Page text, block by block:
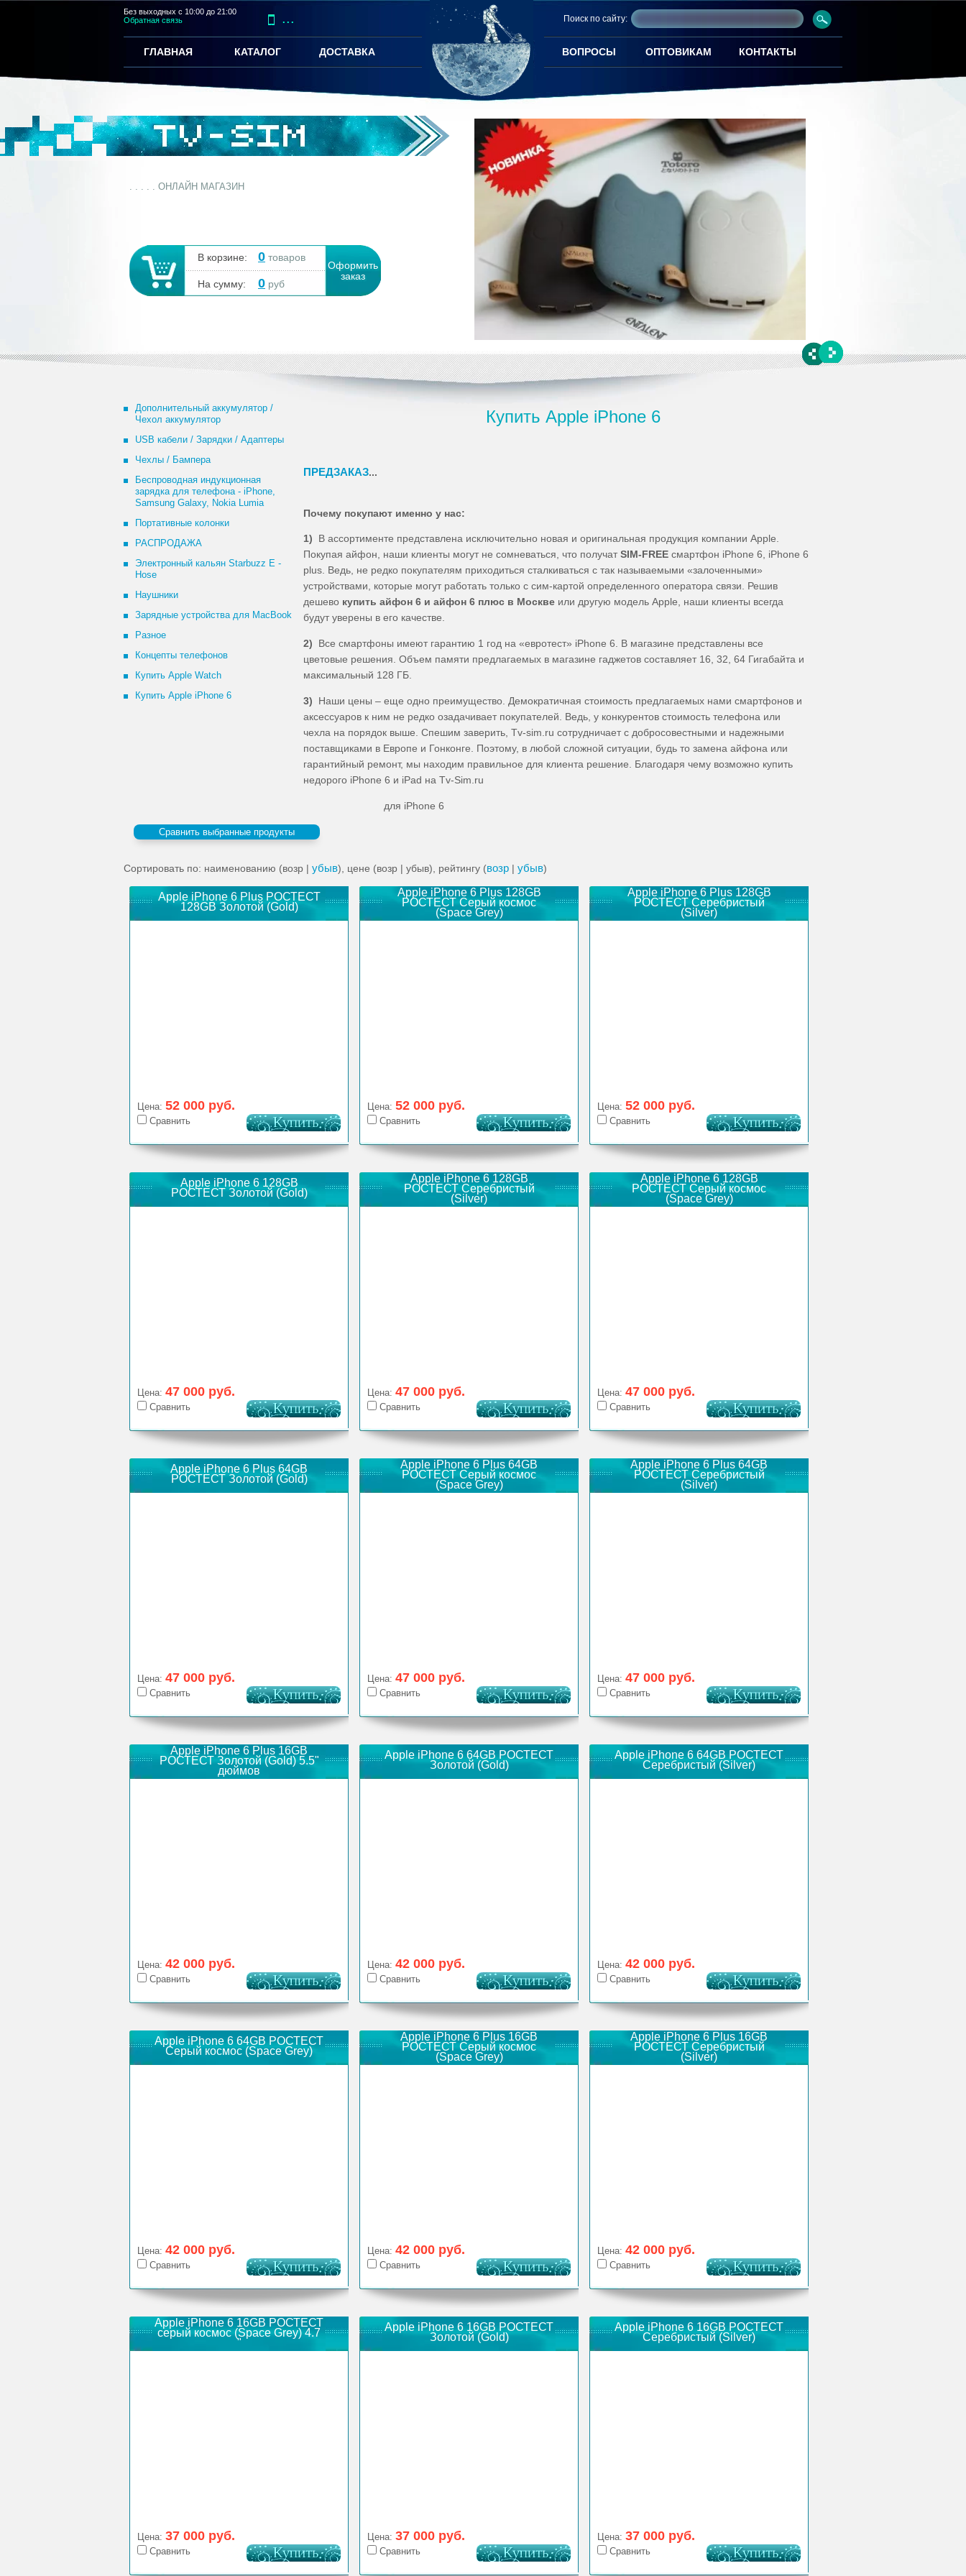
Без выходных с 10:00 до 21:00
Обратная связь
... Поиск по сайту:
ГЛАВНАЯ КАТАЛОГ ДОСТАВКА ВОПРОСЫ ОПТОВИКАМ КОНТАКТЫ
. . . . . ОНЛАЙН МАГАЗИН
В корзине: 0 товаров
На сумму: 0 руб
Оформить
заказ
Дополнительный аккумулятор /
Чехол аккумулятор
USB кабели / Зарядки / Адаптеры
Чехлы / Бампера
Беспроводная индукционная
зарядка для телефона - iPhone,
Samsung Galaxy, Nokia Lumia
Портативные колонки
РАСПРОДАЖА
Электронный кальян Starbuzz E -
Hose
Наушники
Зарядные устройства для MacBook
Разное
Концепты телефонов
Купить Apple Watch
Купить Apple iPhone 6
Купить Apple iPhone 6
ПРЕДЗАКАЗ...
Почему покупают именно у нас:
1)
В ассортименте представлена исключительно новая и оригинальная продукция компании Apple.
Покупая айфон, наши клиенты могут не сомневаться, что получат SIM-FREE смартфон iPhone 6, iPhone 6
plus. Ведь, не редко покупателям приходиться сталкиваться с так называемыми «залоченными»
устройствами, которые могут работать только с сим-картой определенного оператора связи. Решив
дешево купить айфон 6 и айфон 6 плюс в Москве или другую модель Apple, наши клиенты всегда
будут уверены в его качестве.
2)
Все смартфоны имеют гарантию 1 год на «евротест» iPhone 6. В магазине представлены все
цветовые решения. Объем памяти предлагаемых в магазине гаджетов составляет 16, 32, 64 Гигабайта и
максимальный 128 ГБ.
3)
Наши цены – еще одно преимущество. Демократичная стоимость предлагаемых нами смартфонов и
аксессуаров к ним не редко озадачивает покупателей. Ведь, у конкурентов стоимость телефона или
чехла на порядок выше. Спешим заверить, Tv-sim.ru сотрудничает с добросовестными и надежными
поставщиками в Европе и Гонконге. Поэтому, в любой сложной ситуации, будь то замена айфона или
гарантийный ремонт, мы находим правильное для клиента решение. Благодаря чему возможно купить
недорого iPhone 6 и iPad на Tv-Sim.ru
для iPhone 6
Сортировать по: наименованию (возр | убыв), цене (возр | убыв), рейтингу (возр | убыв)
Apple iPhone 6 Plus РОСТЕСТ
128GB Золотой (Gold)
Цена: 52 000 руб.
Сравнить
Apple iPhone 6 Plus 128GB
РОСТЕСТ Серый космос
(Space Grey)
Цена: 52 000 руб.
Сравнить
Apple iPhone 6 Plus 128GB
РОСТЕСТ Серебристый
(Silver)
Цена: 52 000 руб.
Сравнить
Apple iPhone 6 128GB
РОСТЕСТ Золотой (Gold)
Цена: 47 000 руб.
Сравнить
Apple iPhone 6 128GB
РОСТЕСТ Серебристый
(Silver)
Цена: 47 000 руб.
Сравнить
Apple iPhone 6 128GB
РОСТЕСТ Серый космос
(Space Grey)
Цена: 47 000 руб.
Сравнить
Apple iPhone 6 Plus 64GB
РОСТЕСТ Золотой (Gold)
Цена: 47 000 руб.
Сравнить
Apple iPhone 6 Plus 64GB
РОСТЕСТ Серый космос
(Space Grey)
Цена: 47 000 руб.
Сравнить
Apple iPhone 6 Plus 64GB
РОСТЕСТ Серебристый
(Silver)
Цена: 47 000 руб.
Сравнить
Apple iPhone 6 Plus 16GB
РОСТЕСТ Золотой (Gold) 5.5"
дюймов
Цена: 42 000 руб.
Сравнить
Apple iPhone 6 64GB РОСТЕСТ
Золотой (Gold)
Цена: 42 000 руб.
Сравнить
Apple iPhone 6 64GB РОСТЕСТ
Серебристый (Silver)
Цена: 42 000 руб.
Сравнить
Apple iPhone 6 64GB РОСТЕСТ
Серый космос (Space Grey)
Цена: 42 000 руб.
Сравнить
Apple iPhone 6 Plus 16GB
РОСТЕСТ Серый космос
(Space Grey)
Цена: 42 000 руб.
Сравнить
Apple iPhone 6 Plus 16GB
РОСТЕСТ Серебристый
(Silver)
Цена: 42 000 руб.
Сравнить
Apple iPhone 6 16GB РОСТЕСТ
серый космос (Space Grey) 4.7
"
Цена: 37 000 руб.
Сравнить
Apple iPhone 6 16GB РОСТЕСТ
Золотой (Gold)
Цена: 37 000 руб.
Сравнить
Apple iPhone 6 16GB РОСТЕСТ
Серебристый (Silver)
Цена: 37 000 руб.
Сравнить